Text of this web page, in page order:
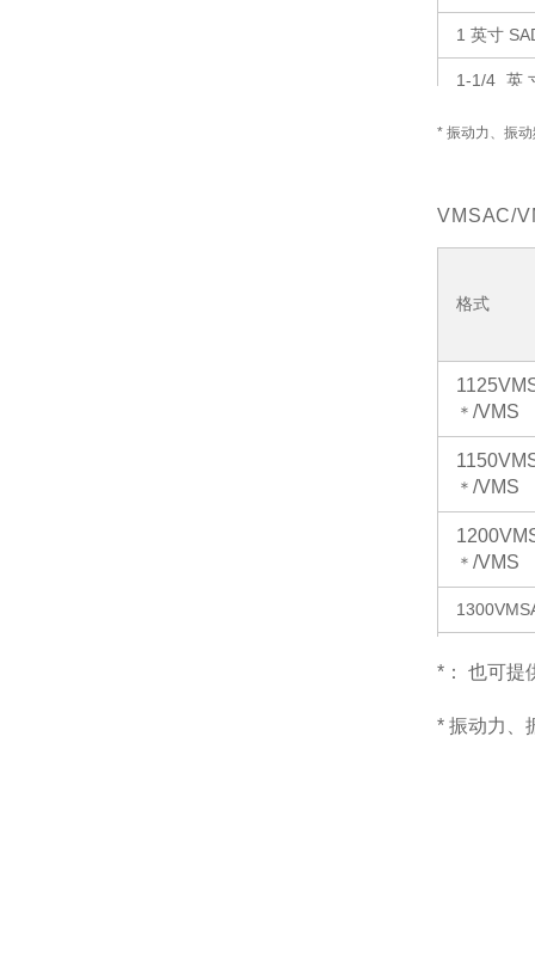
1 英寸
1-1/4 英
* 振动力、振
VMSAC/
格式
＊/VMS
＊/VMS
＊/VMS
*： 也可提
* 振动力、